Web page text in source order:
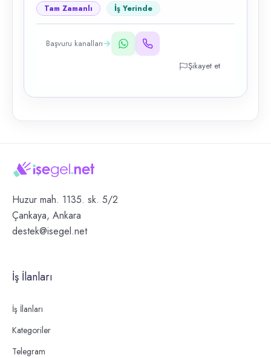
Tam Zamanlı İş Yerinde
Başvuru kanalları
Şikayet et
Huzur mah. 1135. sk. 5/2
Çankaya, Ankara
destek@isegel.net
İş İlanları
İş İlanları
Kategoriler
Telegram